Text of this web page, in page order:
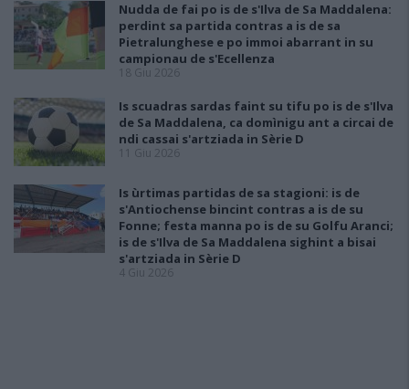
Nudda de fai po is de s'Ilva de Sa Maddalena:
perdint sa partida contras a is de sa
Pietralunghese e po immoi abarrant in su
campionau de s'Ecellenza
18 Giu 2026
Is scuadras sardas faint su tifu po is de s'Ilva
de Sa Maddalena, ca domìnigu ant a circai de
ndi cassai s'artziada in Sèrie D
11 Giu 2026
Is ùrtimas partidas de sa stagioni: is de
s'Antiochense bincint contras a is de su
Fonne; festa manna po is de su Golfu Aranci;
is de s'Ilva de Sa Maddalena sighint a bisai
s'artziada in Sèrie D
4 Giu 2026